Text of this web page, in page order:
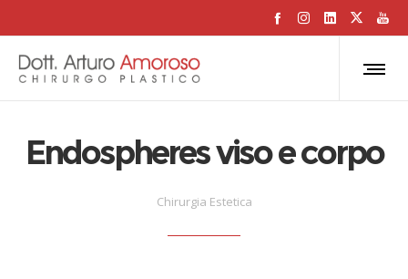
Endospheres viso e corpo
Chirurgia Estetica